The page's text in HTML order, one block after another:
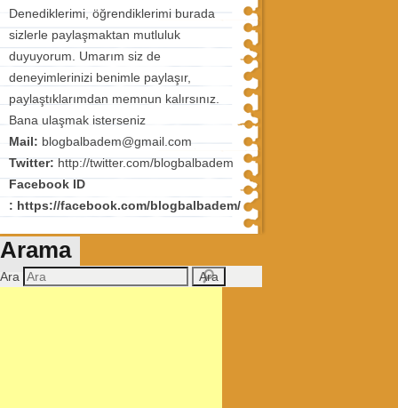
Denediklerimi, öğrendiklerimi burada
sizlerle paylaşmaktan mutluluk
duyuyorum. Umarım siz de
deneyimlerinizi benimle paylaşır,
paylaştıklarımdan memnun kalırsınız.
Bana ulaşmak isterseniz
Mail: blogbalbadem@gmail.com
Twitter: http://twitter.com/blogbalbadem
Facebook ID
: https://facebook.com/blogbalbadem/
Arama
Ara